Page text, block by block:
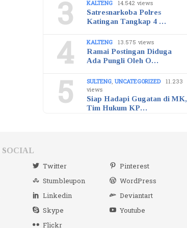
3 KALTENG 14.542 views
Satresnarkoba Polres
Katingan Tangkap 4 …
4 KALTENG 13.575 views
Ramai Postingan Diduga
Ada Pungli Oleh O…
5 SULTENG,UNCATEGORIZED 11.233
views
Siap Hadapi Gugatan di MK,
Tim Hukum KP…
SOCIAL
Twitter
Pinterest
Stumbleupon
WordPress
Linkedin
Deviantart
Skype
Youtube
Flickr